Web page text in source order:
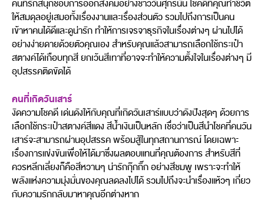
คนที่รักสนุกชอบการออกสังคมอย่างชาววันศุกร์นั้น โชคดีที่คุณทำชีวิต
ให้สมดุลอยู่เสมอทั้งเรื่องงานและเรื่องส่วนตัว รวมไปถึงการเป็นคน
เข้าหาคนได้ดีและดูน่ารัก ทำให้การเจรจาธุรกิจในเรื่องต่างๆ ผ่านไปได้
อย่างง่ายดายด้วยตัวคุณเอง สำหรับคุณแล้วสามารถเลือกใช้กระเป๋า
สตางค์ได้เกือบทุกสี ยกเว้นสีเทาที่อาจจะทำให้ความตั้งใจในเรื่องต่างๆ มี
อุปสรรคติดขัดได้
คนที่เกิดวันเสาร์
งัดความโชคดี เด่นดังให้กับคุณที่เกิดวันเสาร์แบบว่าดังปังสุดๆ ด้วยการ
เลือกใช้กระเป๋าสตางค์สีแดง สีน้ำเงินเป็นหลัก เชื่อว่าเป็นสีนำโชคที่คนวัน
เสาร์จะสามารถผ่านอุปสรรค พร้อมสู้ในทุกสถานการณ์ โดยเฉพาะ
เรื่องการแข่งขันเพื่อให้ได้มาซึ่งผลตอบแทนที่คุณต้องการ สำหรับสีที่
ควรหลีกเลี่ยงก็คือสีหวานๆ น่ารักกุ๊กกิ๊ก อย่างสีชมพู เพราะจะทำให้
พลังแห่งความมุ่งมั่นของคุณลดลงไปได้ รวมไปถึงจะนำเรื่องแห้วๆ เกี่ยว
กับความรักกลับมาหาคุณอีกต่างหาก